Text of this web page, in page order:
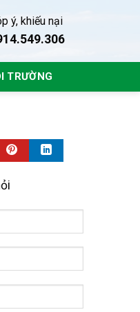
ý, khiếu nại
TRƯỜNG